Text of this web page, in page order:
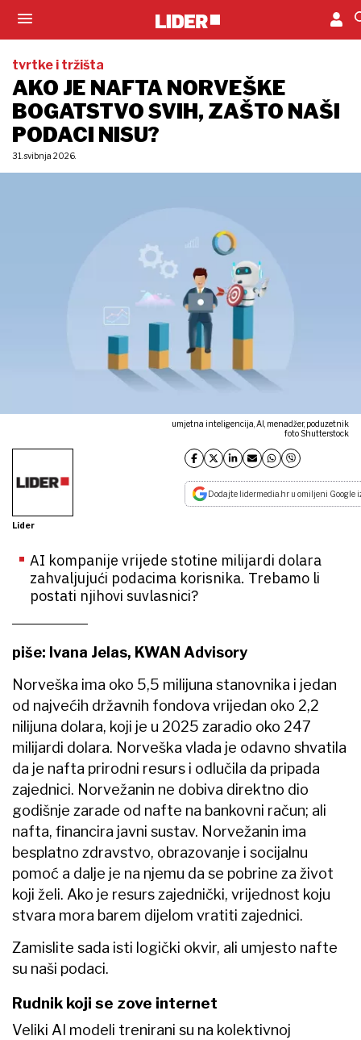
tvrtke i tržišta
AKO JE NAFTA NORVEŠKE
BOGATSTVO SVIH, ZAŠTO NAŠI
PODACI NISU?
31. svibnja 2026.
umjetna inteligencija, AI, menadžer, poduzetnik
foto Shutterstock
Lider
Dodajte lidermedia.hr u omiljeni Google
AI kompanije vrijede stotine milijardi dolara
zahvaljujući podacima korisnika. Trebamo li
postati njihovi suvlasnici?
piše: Ivana Jelas, KWAN Advisory
Norveška ima oko 5,5 milijuna stanovnika i jedan
od najvećih državnih fondova vrijedan oko 2,2
nilijuna dolara, koji je u 2025 zaradio oko 247
milijardi dolara. Norveška vlada je odavno shvatila
da je nafta prirodni resurs i odlučila da pripada
zajednici. Norvežanin ne dobiva direktno dio
godišnje zarade od nafte na bankovni račun; ali
nafta, financira javni sustav. Norvežanin ima
besplatno zdravstvo, obrazovanje i socijalnu
pomoć a dalje je na njemu da se pobrine za život
koji želi. Ako je resurs zajednički, vrijednost koju
stvara mora barem dijelom vratiti zajednici.
Zamislite sada isti logički okvir, ali umjesto nafte
su naši podaci.
Rudnik koji se zove internet
Veliki AI modeli trenirani su na kolektivnoj